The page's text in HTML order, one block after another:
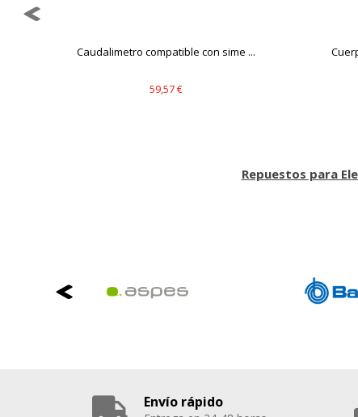
Caudalimetro compatible con sime ...
59,57 €
Repuestos para
Envío rápido